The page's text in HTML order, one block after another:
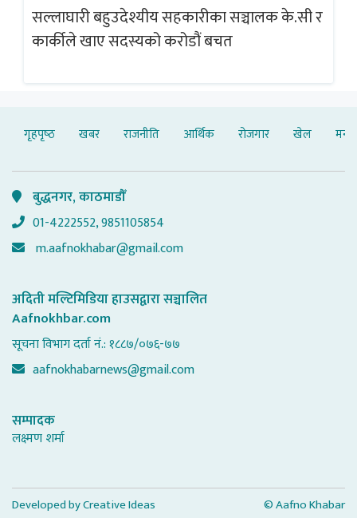
सल्लाघारी बहुउदेश्यीय सहकारीका सञ्चालक के.सी र
कार्कीले खाए सदस्यको करोडौं बचत
गृहपृष्‍ठ खबर राजनीति आर्थिक रोजगार खेल
बुद्धनगर, काठमाडौँ
01-4222552, 9851105854
m.aafnokhabar@gmail.com
अदिती मल्टिमिडिया हाउसद्वारा सञ्चालित
Aafnokhbar.com
सूचना विभाग दर्ता नं.: १८८७/०७६-७७
aafnokhabarnews@gmail.com
सम्पादक
लक्ष्मण शर्मा
Developed byCreative Ideas © Aafno Khabar